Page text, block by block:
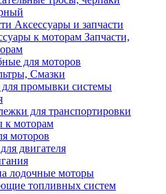
Аксессуары и запчасти
Запчасти,
для моторов
Смазки
для промывки системы
для транспортировки
к моторам
моторов
двигателя
лодочные моторы
топливных систем